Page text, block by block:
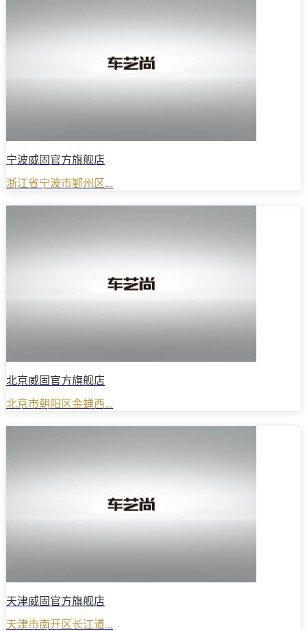
宁波威固官方旗舰店
浙江省宁波市鄞州区...
北京威固官方旗舰店
北京市朝阳区金蝉西...
天津威固官方旗舰店
天津市南开区长江道...